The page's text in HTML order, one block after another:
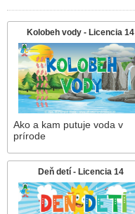
Kolobeh vody - Licencia 14
Ako a kam putuje voda v
prírode
Deň detí - Licencia 14